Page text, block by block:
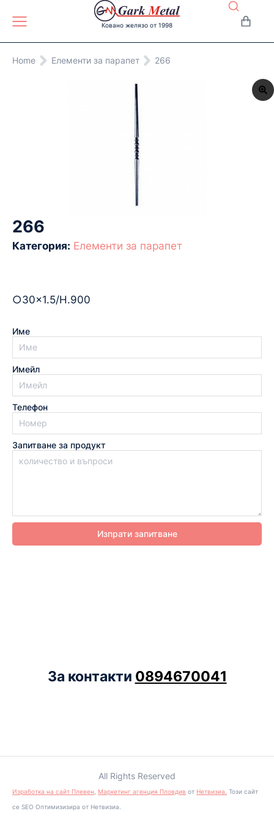
Ковано желязо от 1998
You are here:
Home Eлементи за парапет 266
266
Категория: Eлементи за парапет
○30×1.5/H.900
Име
Имейл
Телефон
Запитване за продукт
Изпрати запитване
За контакти 0894670041
All Rights Reserved
Изработка на сайт Плевен Маркетинг агенция Пловдив от Нетвизиа. Този сайт
се SEO Оптимизизира от Нетвизиа.